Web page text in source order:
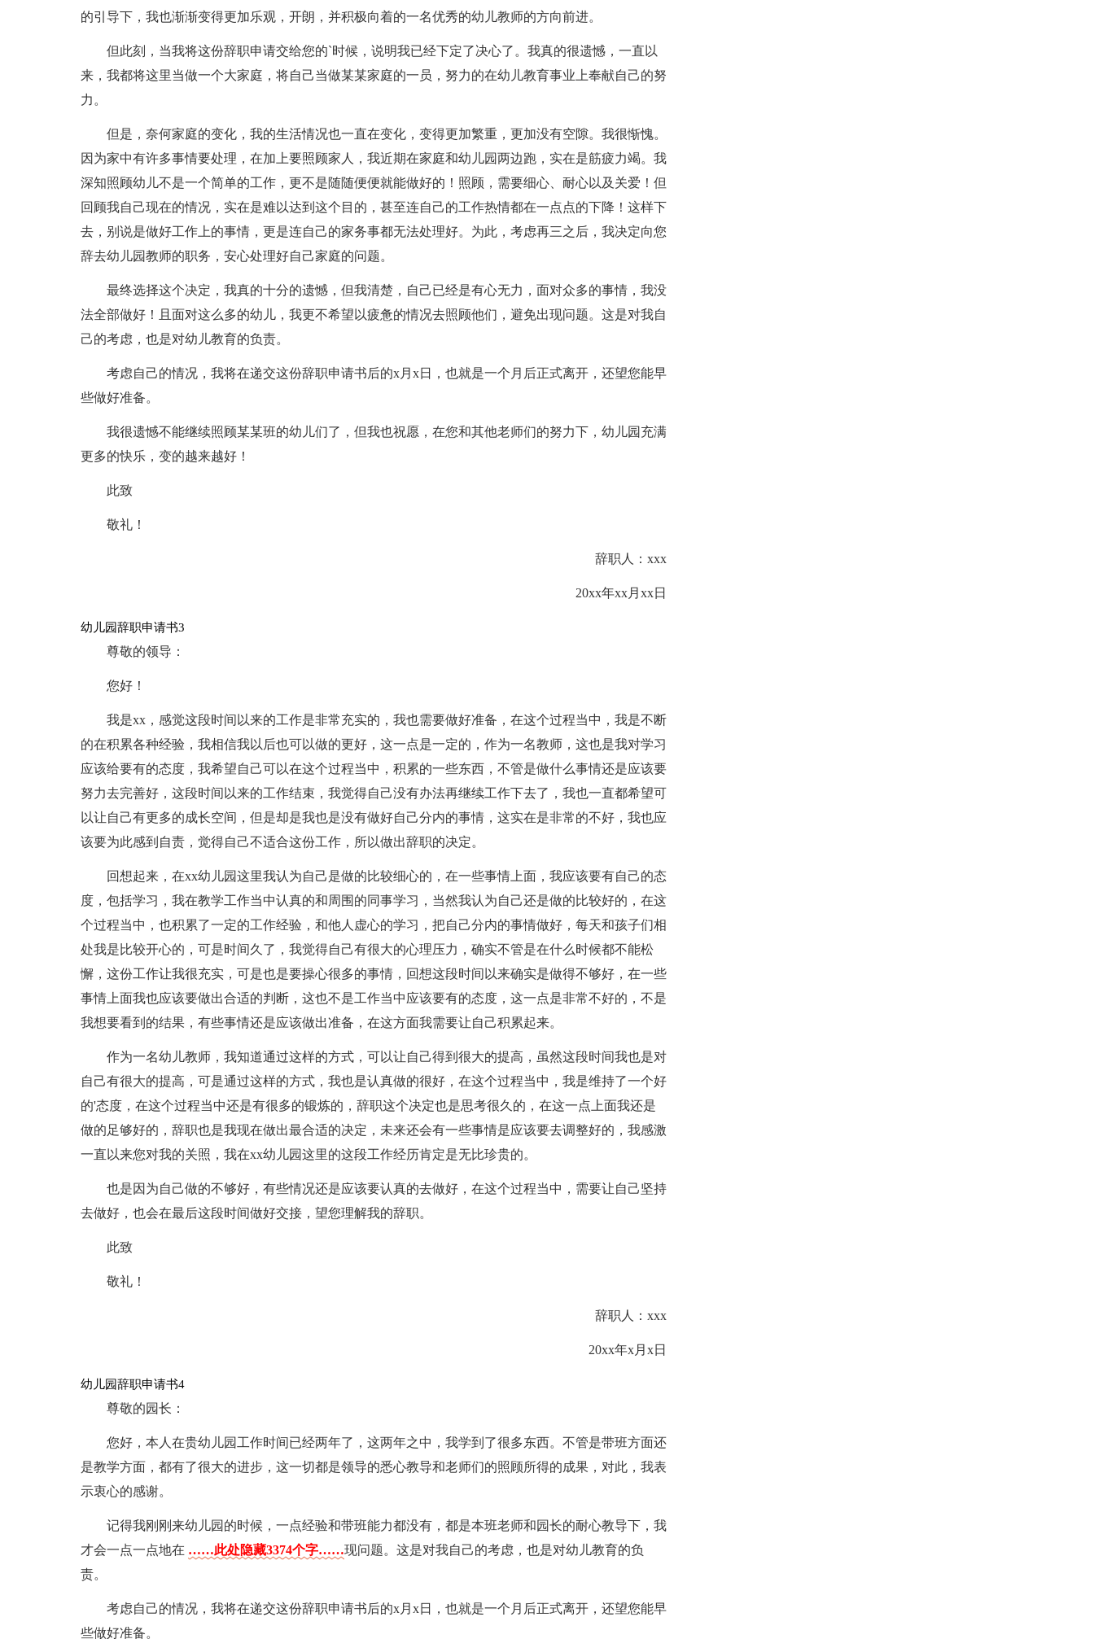
的引导下，我也渐渐变得更加乐观，开朗，并积极向着的一名优秀的幼儿教师的方向前进。
但此刻，当我将这份辞职申请交给您的`时候，说明我已经下定了决心了。我真的很遗憾，一直以
来，我都将这里当做一个大家庭，将自己当做某某家庭的一员，努力的在幼儿教育事业上奉献自己的努
力。
但是，奈何家庭的变化，我的生活情况也一直在变化，变得更加繁重，更加没有空隙。我很惭愧。
因为家中有许多事情要处理，在加上要照顾家人，我近期在家庭和幼儿园两边跑，实在是筋疲力竭。我
深知照顾幼儿不是一个简单的工作，更不是随随便便就能做好的！照顾，需要细心、耐心以及关爱！但
回顾我自己现在的情况，实在是难以达到这个目的，甚至连自己的工作热情都在一点点的下降！这样下
去，别说是做好工作上的事情，更是连自己的家务事都无法处理好。为此，考虑再三之后，我决定向您
辞去幼儿园教师的职务，安心处理好自己家庭的问题。
最终选择这个决定，我真的十分的遗憾，但我清楚，自己已经是有心无力，面对众多的事情，我没
法全部做好！且面对这么多的幼儿，我更不希望以疲惫的情况去照顾他们，避免出现问题。这是对我自
己的考虑，也是对幼儿教育的负责。
考虑自己的情况，我将在递交这份辞职申请书后的x月x日，也就是一个月后正式离开，还望您能早
些做好准备。
我很遗憾不能继续照顾某某班的幼儿们了，但我也祝愿，在您和其他老师们的努力下，幼儿园充满
更多的快乐，变的越来越好！
此致
敬礼！
辞职人：xxx
20xx年xx月xx日
幼儿园辞职申请书3
尊敬的领导：
您好！
我是xx，感觉这段时间以来的工作是非常充实的，我也需要做好准备，在这个过程当中，我是不断
的在积累各种经验，我相信我以后也可以做的更好，这一点是一定的，作为一名教师，这也是我对学习
应该给要有的态度，我希望自己可以在这个过程当中，积累的一些东西，不管是做什么事情还是应该要
努力去完善好，这段时间以来的工作结束，我觉得自己没有办法再继续工作下去了，我也一直都希望可
以让自己有更多的成长空间，但是却是我也是没有做好自己分内的事情，这实在是非常的不好，我也应
该要为此感到自责，觉得自己不适合这份工作，所以做出辞职的决定。
回想起来，在xx幼儿园这里我认为自己是做的比较细心的，在一些事情上面，我应该要有自己的态
度，包括学习，我在教学工作当中认真的和周围的同事学习，当然我认为自己还是做的比较好的，在这
个过程当中，也积累了一定的工作经验，和他人虚心的学习，把自己分内的事情做好，每天和孩子们相
处我是比较开心的，可是时间久了，我觉得自己有很大的心理压力，确实不管是在什么时候都不能松
懈，这份工作让我很充实，可是也是要操心很多的事情，回想这段时间以来确实是做得不够好，在一些
事情上面我也应该要做出合适的判断，这也不是工作当中应该要有的态度，这一点是非常不好的，不是
我想要看到的结果，有些事情还是应该做出准备，在这方面我需要让自己积累起来。
作为一名幼儿教师，我知道通过这样的方式，可以让自己得到很大的提高，虽然这段时间我也是对
自己有很大的提高，可是通过这样的方式，我也是认真做的很好，在这个过程当中，我是维持了一个好
的'态度，在这个过程当中还是有很多的锻炼的，辞职这个决定也是思考很久的，在这一点上面我还是
做的足够好的，辞职也是我现在做出最合适的决定，未来还会有一些事情是应该要去调整好的，我感激
一直以来您对我的关照，我在xx幼儿园这里的这段工作经历肯定是无比珍贵的。
也是因为自己做的不够好，有些情况还是应该要认真的去做好，在这个过程当中，需要让自己坚持
去做好，也会在最后这段时间做好交接，望您理解我的辞职。
此致
敬礼！
辞职人：xxx
20xx年x月x日
幼儿园辞职申请书4
尊敬的园长：
您好，本人在贵幼儿园工作时间已经两年了，这两年之中，我学到了很多东西。不管是带班方面还
是教学方面，都有了很大的进步，这一切都是领导的悉心教导和老师们的照顾所得的成果，对此，我表
示衷心的感谢。
记得我刚刚来幼儿园的时候，一点经验和带班能力都没有，都是本班老师和园长的耐心教导下，我
才会一点一点地在 ……此处隐藏3374个字……现问题。这是对我自己的考虑，也是对幼儿教育的负
责。
考虑自己的情况，我将在递交这份辞职申请书后的x月x日，也就是一个月后正式离开，还望您能早
些做好准备。